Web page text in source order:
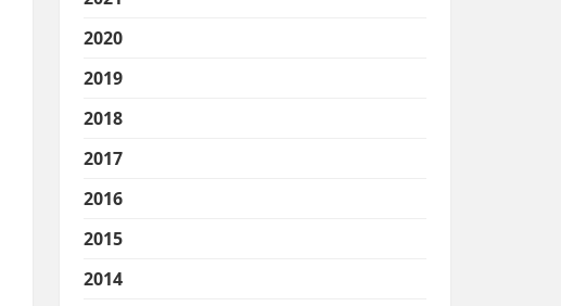
2020
2019
2018
2017
2016
2015
2014